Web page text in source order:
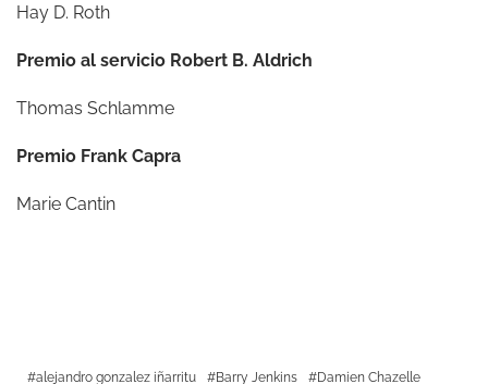
Hay D. Roth
Premio al servicio Robert B. Aldrich
Thomas Schlamme
Premio Frank Capra
Marie Cantin
alejandro gonzalez iñarritu Barry Jenkins Damien Chazelle